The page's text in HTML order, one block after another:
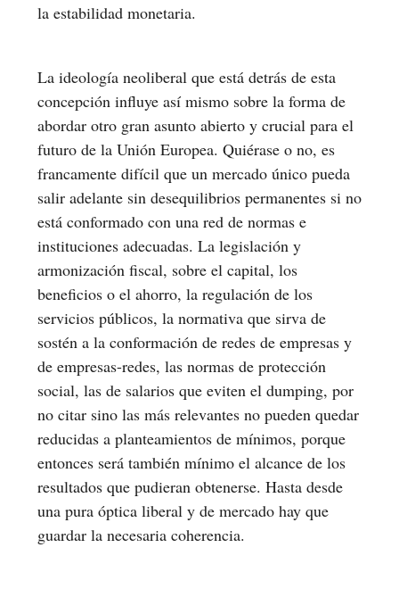
la estabilidad monetaria.
La ideología neoliberal que está detrás de esta
concepción influye así mismo sobre la forma de
abordar otro gran asunto abierto y crucial para el
futuro de la Unión Europea. Quiérase o no, es
francamente difícil que un mercado único pueda
salir adelante sin desequilibrios permanentes si no
está conformado con una red de normas e
instituciones adecuadas. La legislación y
armonización fiscal, sobre el capital, los
beneficios o el ahorro, la regulación de los
servicios públicos, la normativa que sirva de
sostén a la conformación de redes de empresas y
de empresas-redes, las normas de protección
social, las de salarios que eviten el dumping, por
no citar sino las más relevantes no pueden quedar
reducidas a planteamientos de mínimos, porque
entonces será también mínimo el alcance de los
resultados que pudieran obtenerse. Hasta desde
una pura óptica liberal y de mercado hay que
guardar la necesaria coherencia.